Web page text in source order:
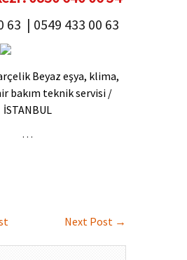
63 | 0549 433 00 63
Beyaz eşya, klima,
bakım teknik servisi /
İSTANBUL
…
Next Post →